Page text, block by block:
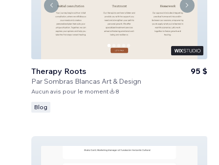
Therapy Roots
ParSombras Blancas Art & Design
95 $
Aucun avis pour le moment 8
Blog